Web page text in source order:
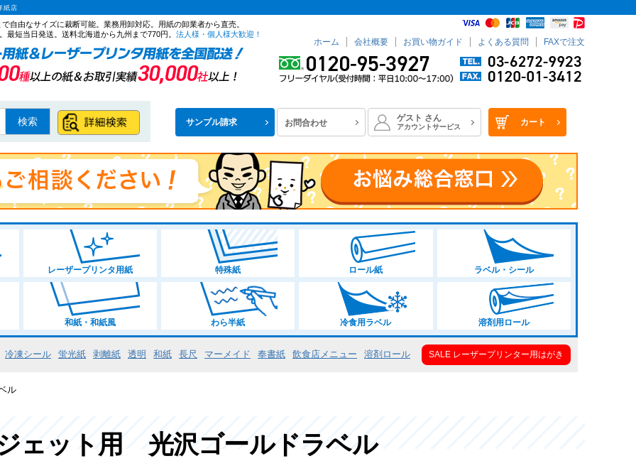
紙店
自由なサイズに裁断可能。業務用卸対応。用紙の卸業者から直売。
最短当日発送。送料北海道から九州まで770円。 法人様・個人様大歓迎！
ホーム 会社概要 お買い物ガイド よくある質問 FAXで注文
サンプル請求 お問合わせ ゲスト さん
アカウントサービス カート
検索
レーザープリンタ用紙 特殊紙 ロール紙 ラベル・シール
和紙・和紙風 わら半紙 冷食用ラベル 溶剤用ロール
冷凍シール 蛍光紙 剥離紙 透明 和紙 長尺 マーメイド 奉書紙 飲食店メニュー 溶剤ロール SALE レーザープリンター用はがき
ル
ェット用 光沢ゴールドラベル